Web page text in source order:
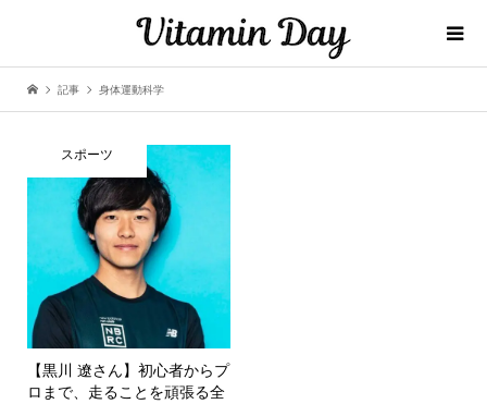
記事 身体運動科学
スポーツ
【黒川 遼さん】初心者からプ
ロまで、走ることを頑張る全